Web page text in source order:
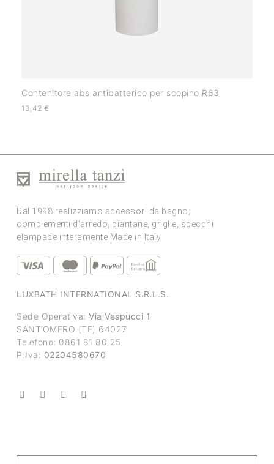
Contenitore abs antibatterico per scopino R63
13,42 €
Dal 1998 realizziamo accessori da bagno,
complementi d’arredo, piantane, griglie, specchi
elampade interamente Made in Italy
LUXBATH INTERNATIONAL S.R.L.S.
Sede Operativa: Via Vespucci 1
SANT’OMERO (TE) 64027
Telefono: 0861 81 80 25
P.Iva: 02204580670